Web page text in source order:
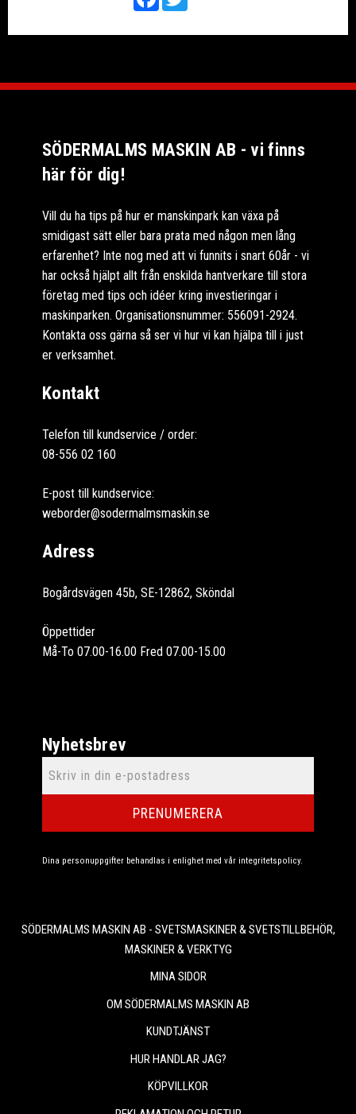
SÖDERMALMS MASKIN AB - vi finns
här för dig!
Vill du ha tips på hur er manskinpark kan växa på
smidigast sätt eller bara prata med någon men lång
erfarenhet? Inte nog med att vi funnits i snart 60år - vi
har också hjälpt allt från enskilda hantverkare till stora
företag med tips och idéer kring investieringar i
maskinparken. Organisationsnummer: 556091-2924.
Kontakta oss gärna så ser vi hur vi kan hjälpa till i just
er verksamhet.
Kontakt
Telefon till kundservice / order:
08-556 02 160
E-post till kundservice:
weborder@sodermalmsmaskin.se
Adress
Bogårdsvägen 45b, SE-12862, Sköndal
Öppettider
Må-To 07.00-16.00 Fred 07.00-15.00
Nyhetsbrev
PRENUMERERA
Dina personuppgifter behandlas i enlighet med vår integritetspolicy.
SÖDERMALMS MASKIN AB - SVETSMASKINER & SVETSTILLBEHÖR,
MASKINER & VERKTYG
MINA SIDOR
OM SÖDERMALMS MASKIN AB
KUNDTJÄNST
HUR HANDLAR JAG?
KÖPVILLKOR